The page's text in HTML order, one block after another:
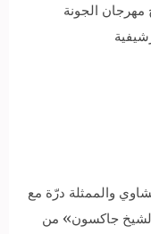
الجونة
والممثلة درّة مع
جاكسون» من